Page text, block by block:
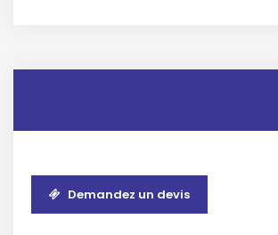
Demandez un devis